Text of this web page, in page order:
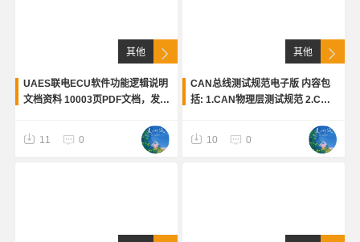
其他
UAES联电ECU软件功能逻辑说明
文档资料 10003页PDF文档，发动
ECU软件全功能逻辑。AirMod空
气系统模型、BstCt
11 0
其他
CAN总线测试规范电子版 内容包
括: 1.CAN物理层测试规范 2.CAN
线鲁棒性测试规范 4.符合
AutoSAR标准的
10 0